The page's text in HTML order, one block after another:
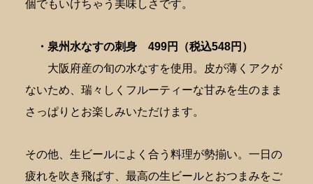
個でもいけちゃう美味しさです。
・泉州水なすの刺身
499円（税込548円）
大阪府産の旬の水なすを使用。皮が薄くアクが
ないため、瑞々しくフルーティーな甘みを生のまま
さっぱりとお楽しみいただけます。
その他、生ビールによく合う料理が勢揃い。一日の
疲れを吹き飛ばす、最高の生ビールとおつまみをご